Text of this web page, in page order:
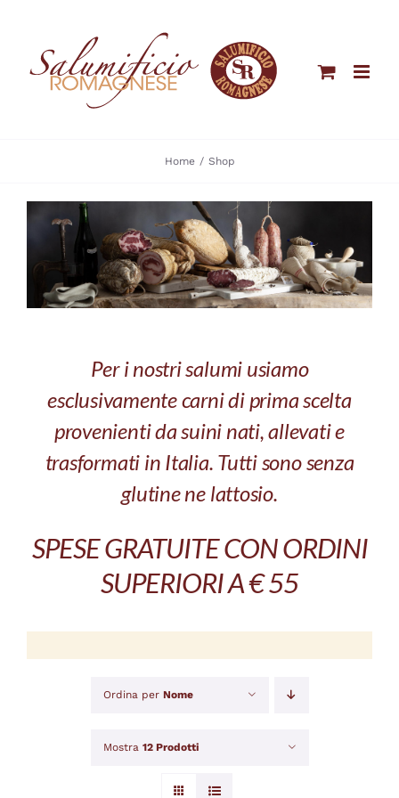
contenuto
Home Shop
Per i nostri salumi usiamo
esclusivamente carni di prima scelta
provenienti da suini nati, allevati e
trasformati in Italia. Tutti sono senza
glutine ne lattosio.
SPESE GRATUITE CON ORDINI
SUPERIORI A € 55
Ordina per Nome
Mostra 12 Prodotti